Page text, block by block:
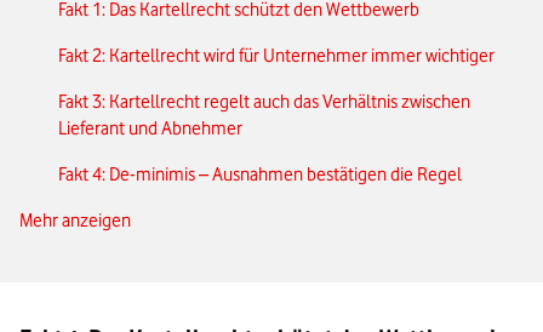
Fakt 1: Das Kartellrecht schützt den Wettbewerb
Fakt 2: Kartellrecht wird für Unternehmer immer wichtiger
Fakt 3: Kartellrecht regelt auch das Verhältnis zwischen
Lieferant und Abnehmer
Fakt 4: De-minimis – Ausnahmen bestätigen die Regel
Fakt 5: Kartellverstöße bergen erhebliche Risiken
Mehr anzeigen